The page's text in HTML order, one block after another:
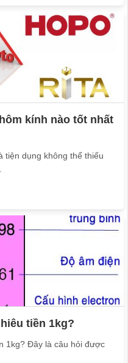
kính nào tốt nhất
tiện dụng không thể thiếu
tiền 1kg?
1kg? Đây là câu hỏi được